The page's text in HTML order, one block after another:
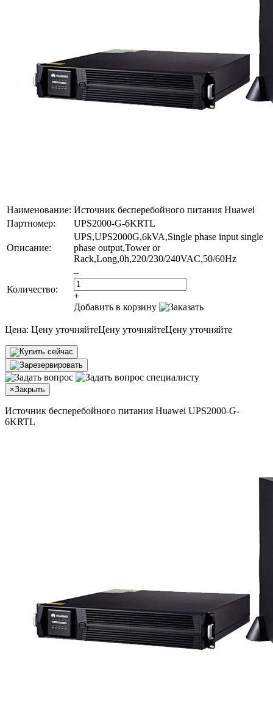
Наименование: Источник бесперебойного питания Huawei
Партномер:
UPS2000-G-6KRTL
Описание:
UPS,UPS2000G,6kVA,Single phase input single
phase output,Tower or
Rack,Long,0h,220/230/240VAC,50/60Hz
Количество:
–
+
Добавить в корзину
Цена: Цену уточняйтеЦену уточняйтеЦену уточняйте
×Закрыть
Источник бесперебойного питания Huawei UPS2000-G-
6KRTL